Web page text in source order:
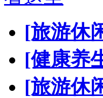
[旅游休
[健康养
[旅游休